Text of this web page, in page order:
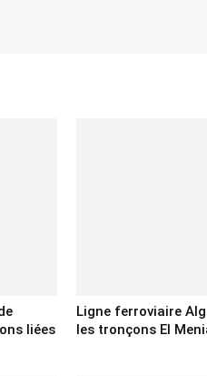
liées
Ligne ferroviaire
les tronçons El